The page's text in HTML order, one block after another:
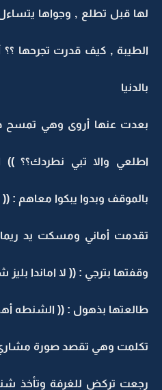
لها قبل تطلع , وجواها
الطيبة , كيف قدرت تجرحها
بالدنيا
بعدت عنها أروى وهي تمسح
اطلعي والا تبي نطردك؟؟ ))
بالموقف وبدوا يبكوا معاهم :
تقدمت أماني ومسكت يد
وقفتها بترجي : (( لا اماندا
طالعتها بذهول : (( الشنطه
تكلمت وهي تقصد صورة
رجعت تركض للغرفة وتأخذ